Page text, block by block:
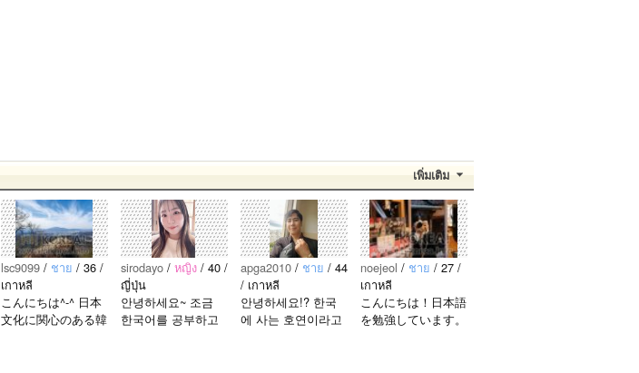
เพิ่มเติม
lsc9099 / ชาย / 36 /
เกาหลี
こんにちは^-^ 日本
文化に関心のある韓
sirodayo / หญิง/ 40 /
ญี่ปุ่น
안녕하세요~ 조금
한국어를 공부하고
apga2010 / ชาย / 44
/ เกาหลี
안녕하세요!? 한국
에 사는 호연이라고
noejeol / ชาย / 27 /
เกาหลี
こんにちは！日本語
を勉強しています。